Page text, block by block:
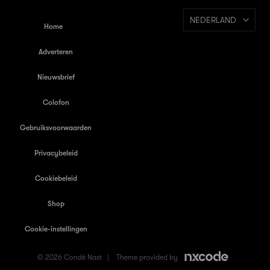
Home
Adverteren
Nieuwsbrief
Colofon
Gebruiksvoorwaarden
Privacybeleid
Cookiebeleid
Shop
Cookie-instellingen
NEDERLAND
© 2026 Condé Nast | Theme provided by